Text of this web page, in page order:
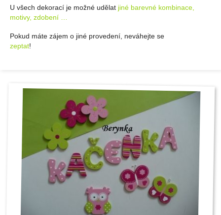
U všech dekorací je možné udělat jiné barevné kombinace,
motivy, zdobení …
Pokud máte zájem o jiné provedení, neváhejte se
zeptat!